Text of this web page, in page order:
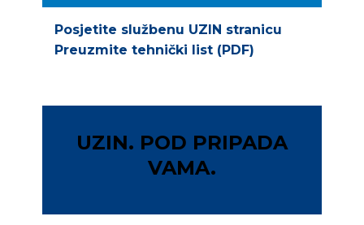
Posjetite službenu UZIN stranicu
Preuzmite tehnički list (PDF)
UZIN. POD PRIPADA
VAMA.